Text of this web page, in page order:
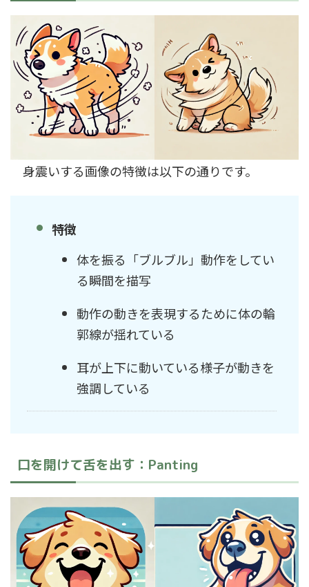
身震いする画像の特徴は以下の通りです。
特徴
体を振る「ブルブル」動作をしてい
る瞬間を描写
動作の動きを表現するために体の輪
郭線が揺れている
耳が上下に動いている様子が動きを
強調している
口を開けて舌を出す：Panting